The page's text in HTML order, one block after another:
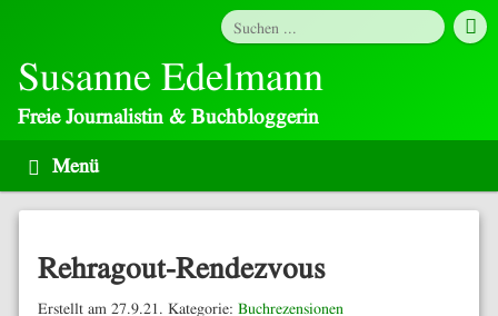
Susanne Edelmann
Freie Journalistin & Buchbloggerin
Rehragout-Rendezvous
Erstellt am 27.9.21. Kategorie: Buchrezensionen